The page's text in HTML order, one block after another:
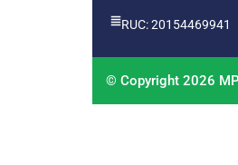
RUC: 20154469941
© Copyright 2026